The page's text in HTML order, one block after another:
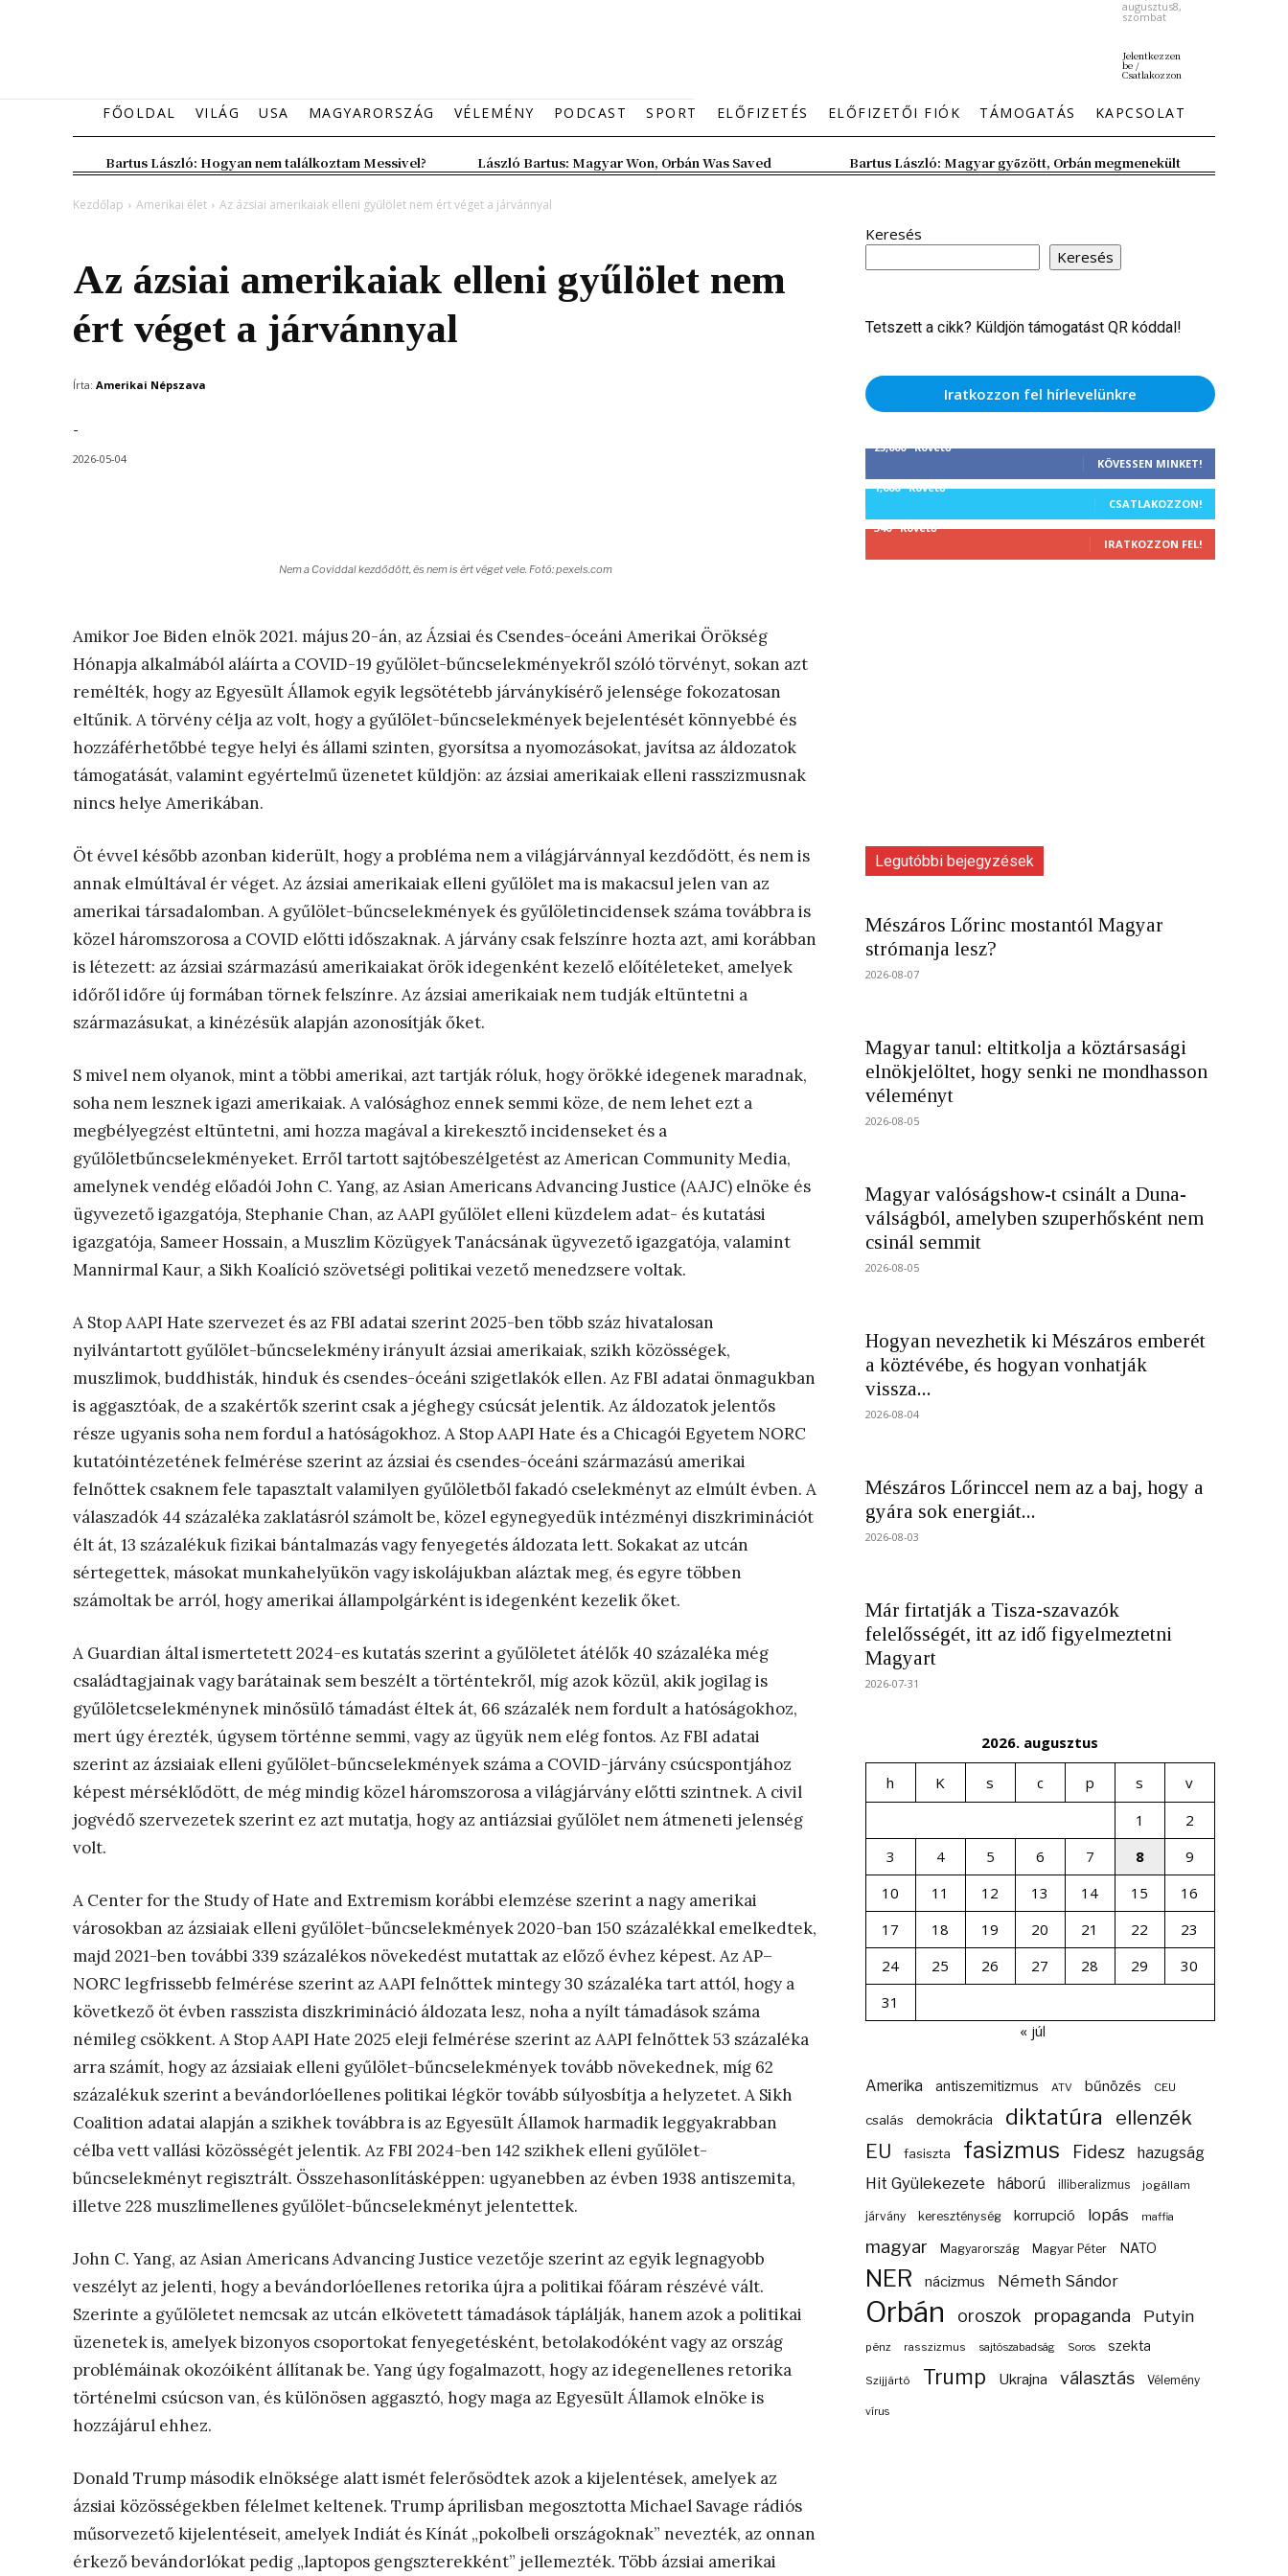
augusztus8,
szombat
Jelentkezzen
be /
Csatlakozzon
FŐOLDAL VILÁG USA MAGYARORSZÁG VÉLEMÉNY PODCAST SPORT ELŐFIZETÉS ELŐFIZETŐI FIÓK TÁMOGATÁS KAPCSOLAT
Bartus László: Hogyan nem találkoztam Messivel? László Bartus: Magyar Won, Orbán Was Saved Bartus László: Magyar győzött, Orbán megmenekült
Kezdőlap Amerikai élet Az ázsiai amerikaiak elleni gyűlölet nem ért véget a járvánnyal
Az ázsiai amerikaiak elleni gyűlölet nem
ért véget a járvánnyal
Írta: Amerikai Népszava
-
2026-05-04
Nem a Coviddal kezdődött, és nem is ért véget vele. Fotó: pexels.com
Amikor Joe Biden elnök 2021. május 20-án, az Ázsiai és Csendes-óceáni Amerikai Örökség
Hónapja alkalmából aláírta a COVID-19 gyűlölet-bűncselekményekről szóló törvényt, sokan azt
remélték, hogy az Egyesült Államok egyik legsötétebb járványkísérő jelensége fokozatosan
eltűnik. A törvény célja az volt, hogy a gyűlölet-bűncselekmények bejelentését könnyebbé és
hozzáférhetőbbé tegye helyi és állami szinten, gyorsítsa a nyomozásokat, javítsa az áldozatok
támogatását, valamint egyértelmű üzenetet küldjön: az ázsiai amerikaiak elleni rasszizmusnak
nincs helye Amerikában.
Öt évvel később azonban kiderült, hogy a probléma nem a világjárvánnyal kezdődött, és nem is
annak elmúltával ér véget. Az ázsiai amerikaiak elleni gyűlölet ma is makacsul jelen van az
amerikai társadalomban. A gyűlölet-bűncselekmények és gyűlöletincidensek száma továbbra is
közel háromszorosa a COVID előtti időszaknak. A járvány csak felszínre hozta azt, ami korábban
is létezett: az ázsiai származású amerikaiakat örök idegenként kezelő előítéleteket, amelyek
időről időre új formában törnek felszínre. Az ázsiai amerikaiak nem tudják eltüntetni a
származásukat, a kinézésük alapján azonosítják őket.
S mivel nem olyanok, mint a többi amerikai, azt tartják róluk, hogy örökké idegenek maradnak,
soha nem lesznek igazi amerikaiak. A valósághoz ennek semmi köze, de nem lehet ezt a
megbélyegzést eltüntetni, ami hozza magával a kirekesztő incidenseket és a
gyűlöletbűncselekményeket. Erről tartott sajtóbeszélgetést az American Community Media,
amelynek vendég előadói John C. Yang, az Asian Americans Advancing Justice (AAJC) elnöke és
ügyvezető igazgatója, Stephanie Chan, az AAPI gyűlölet elleni küzdelem adat- és kutatási
igazgatója, Sameer Hossain, a Muszlim Közügyek Tanácsának ügyvezető igazgatója, valamint
Mannirmal Kaur, a Sikh Koalíció szövetségi politikai vezető menedzsere voltak.
A Stop AAPI Hate szervezet és az FBI adatai szerint 2025-ben több száz hivatalosan
nyilvántartott gyűlölet-bűncselekmény irányult ázsiai amerikaiak, szikh közösségek,
muszlimok, buddhisták, hinduk és csendes-óceáni szigetlakók ellen. Az FBI adatai önmagukban
is aggasztóak, de a szakértők szerint csak a jéghegy csúcsát jelentik. Az áldozatok jelentős
része ugyanis soha nem fordul a hatóságokhoz. A Stop AAPI Hate és a Chicagói Egyetem NORC
kutatóintézetének felmérése szerint az ázsiai és csendes-óceáni származású amerikai
felnőttek csaknem fele tapasztalt valamilyen gyűlöletből fakadó cselekményt az elmúlt évben. A
válaszadók 44 százaléka zaklatásról számolt be, közel egynegyedük intézményi diszkriminációt
élt át, 13 százalékuk fizikai bántalmazás vagy fenyegetés áldozata lett. Sokakat az utcán
sértegettek, másokat munkahelyükön vagy iskolájukban aláztak meg, és egyre többen
számoltak be arról, hogy amerikai állampolgárként is idegenként kezelik őket.
A Guardian által ismertetett 2024-es kutatás szerint a gyűlöletet átélők 40 százaléka még
családtagjainak vagy barátainak sem beszélt a történtekről, míg azok közül, akik jogilag is
gyűlöletcselekménynek minősülő támadást éltek át, 66 százalék nem fordult a hatóságokhoz,
mert úgy érezték, úgysem történne semmi, vagy az ügyük nem elég fontos. Az FBI adatai
szerint az ázsiaiak elleni gyűlölet-bűncselekmények száma a COVID-járvány csúcspontjához
képest mérséklődött, de még mindig közel háromszorosa a világjárvány előtti szintnek. A civil
jogvédő szervezetek szerint ez azt mutatja, hogy az antiázsiai gyűlölet nem átmeneti jelenség
volt.
A Center for the Study of Hate and Extremism korábbi elemzése szerint a nagy amerikai
városokban az ázsiaiak elleni gyűlölet-bűncselekmények 2020-ban 150 százalékkal emelkedtek,
majd 2021-ben további 339 százalékos növekedést mutattak az előző évhez képest. Az AP–
NORC legfrissebb felmérése szerint az AAPI felnőttek mintegy 30 százaléka tart attól, hogy a
következő öt évben rasszista diszkrimináció áldozata lesz, noha a nyílt támadások száma
némileg csökkent. A Stop AAPI Hate 2025 eleji felmérése szerint az AAPI felnőttek 53 százaléka
arra számít, hogy az ázsiaiak elleni gyűlölet-bűncselekmények tovább növekednek, míg 62
százalékuk szerint a bevándorlóellenes politikai légkör tovább súlyosbítja a helyzetet. A Sikh
Coalition adatai alapján a szikhek továbbra is az Egyesült Államok harmadik leggyakrabban
célba vett vallási közösségét jelentik. Az FBI 2024-ben 142 szikhek elleni gyűlölet-
bűncselekményt regisztrált. Összehasonlításképpen: ugyanebben az évben 1938 antiszemita,
illetve 228 muszlimellenes gyűlölet-bűncselekményt jelentettek.
John C. Yang, az Asian Americans Advancing Justice vezetője szerint az egyik legnagyobb
veszélyt az jelenti, hogy a bevándorlóellenes retorika újra a politikai főáram részévé vált.
Szerinte a gyűlöletet nemcsak az utcán elkövetett támadások táplálják, hanem azok a politikai
üzenetek is, amelyek bizonyos csoportokat fenyegetésként, betolakodóként vagy az ország
problémáinak okozóiként állítanak be. Yang úgy fogalmazott, hogy az idegenellenes retorika
történelmi csúcson van, és különösen aggasztó, hogy maga az Egyesült Államok elnöke is
hozzájárul ehhez.
Donald Trump második elnöksége alatt ismét felerősödtek azok a kijelentések, amelyek az
ázsiai közösségekben félelmet keltenek. Trump áprilisban megosztotta Michael Savage rádiós
műsorvezető kijelentéseit, amelyek Indiát és Kínát „pokolbeli országoknak” nevezték, az onnan
érkező bevándorlókat pedig „laptopos gengszterekként” jellemezték. Több ázsiai amerikai
Keresés
Keresés
Tetszett a cikk? Küldjön támogatást QR kóddal!
Iratkozzon fel hírlevelünkre
25,000 Követő
KÖVESSEN MINKET!
1,000 Követő
CSATLAKOZZON!
340 Követő
IRATKOZZON FEL!
Legutóbbi bejegyzések
Mészáros Lőrinc mostantól Magyar
strómanja lesz?
2026-08-07
Magyar tanul: eltitkolja a köztársasági
elnökjelöltet, hogy senki ne mondhasson
véleményt
2026-08-05
Magyar valóságshow-t csinált a Duna-
válságból, amelyben szuperhősként nem
csinál semmit
2026-08-05
Hogyan nevezhetik ki Mészáros emberét
a köztévébe, és hogyan vonhatják
vissza...
2026-08-04
Mészáros Lőrinccel nem az a baj, hogy a
gyára sok energiát...
2026-08-03
Már firtatják a Tisza-szavazók
felelősségét, itt az idő figyelmeztetni
Magyart
2026-07-31
2026. augusztus
h K s c p s
v
1
2
3
4 5 6 7 8
9
10
11 12 13 14 15
16
17
18 19 20 21 22
23
24
25 26 27 28 29
30
31
« júl
Amerika antiszemitizmus ATV bűnözés CEU
csalás demokrácia diktatúra ellenzék
EU fasiszta fasizmus Fidesz hazugság
Hit Gyülekezete háború illiberalizmus jogállam
járvány kereszténység korrupció lopás maffia
magyar Magyarország Magyar Péter NATO
NER nácizmus Németh Sándor
Orbán oroszok propaganda Putyin
pénz rasszizmus sajtószabadság Soros szekta
Szijjártó Trump Ukrajna választás Vélemény
vírus